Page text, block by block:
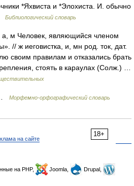
*Яхвиста и *Элохиста. И. обычно
Библиологический словарь
м Человек, являющийся членом
// ж иеговистка, и, мн род. ток, дат.
своим правилам и отказались брать
стоять в караулах (Солж.) …
Морфемно-орфографический словарь
18+
на сайте
на PHP, Joomla,
Drupal,